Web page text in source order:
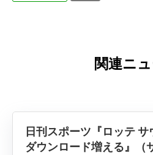
関連ニ
日刊スポーツ『ロッテ
ダウンロード増える』（